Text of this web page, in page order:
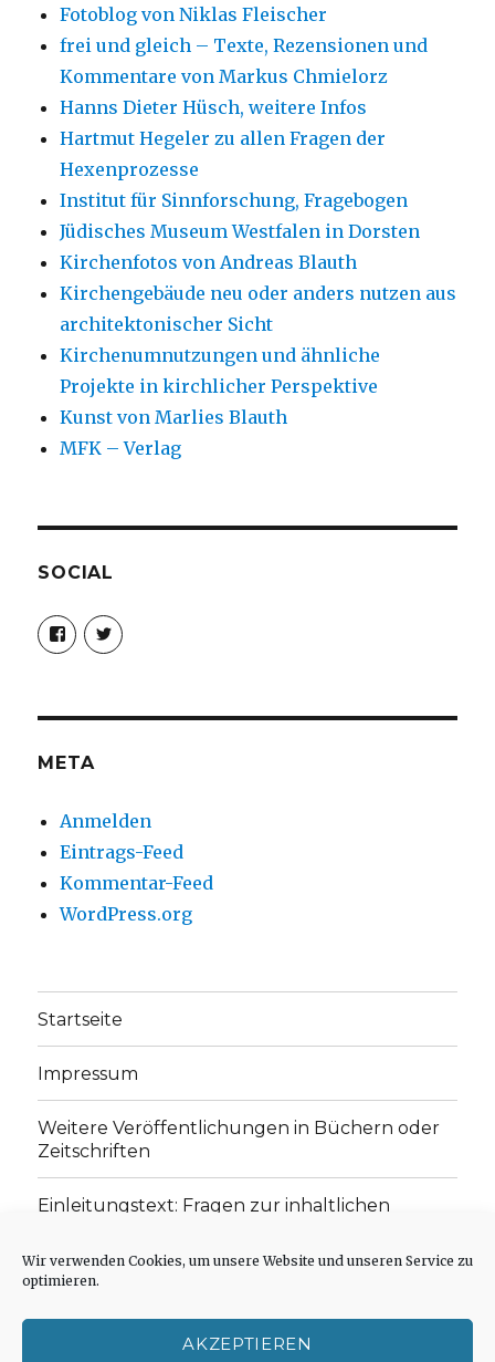
Wir verwenden Cookies, um unsere Website und unseren Service zu
optimieren.
AKZEPTIEREN
Fotoblog von Niklas Fleischer
frei und gleich – Texte, Rezensionen und
Kommentare von Markus Chmielorz
Hanns Dieter Hüsch, weitere Infos
Hartmut Hegeler zu allen Fragen der
Hexenprozesse
Institut für Sinnforschung, Fragebogen
Jüdisches Museum Westfalen in Dorsten
Kirchenfotos von Andreas Blauth
Kirchengebäude neu oder anders nutzen aus
architektonischer Sicht
Kirchenumnutzungen und ähnliche
Projekte in kirchlicher Perspektive
Kunst von Marlies Blauth
MFK – Verlag
SOCIAL
Profil
von
christoph.fleischer1
anzeigen
Profil
von
anzeigen
META
Anmelden
Eintrags-Feed
Kommentar-Feed
WordPress.org
Startseite
Impressum
Weitere Veröffentlichungen in Büchern oder
Zeitschriften
Einleitungstext: Fragen zur inhaltlichen
„schwachen Glaubens“